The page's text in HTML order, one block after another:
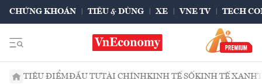
CHỨNG KHOÁN TIÊU & DÙNG XE VNE TV TECH
TIÊU ĐIỂMĐẦU TƯTÀI CHÍNHKINH TẾ SỐKINH TẾ XANH